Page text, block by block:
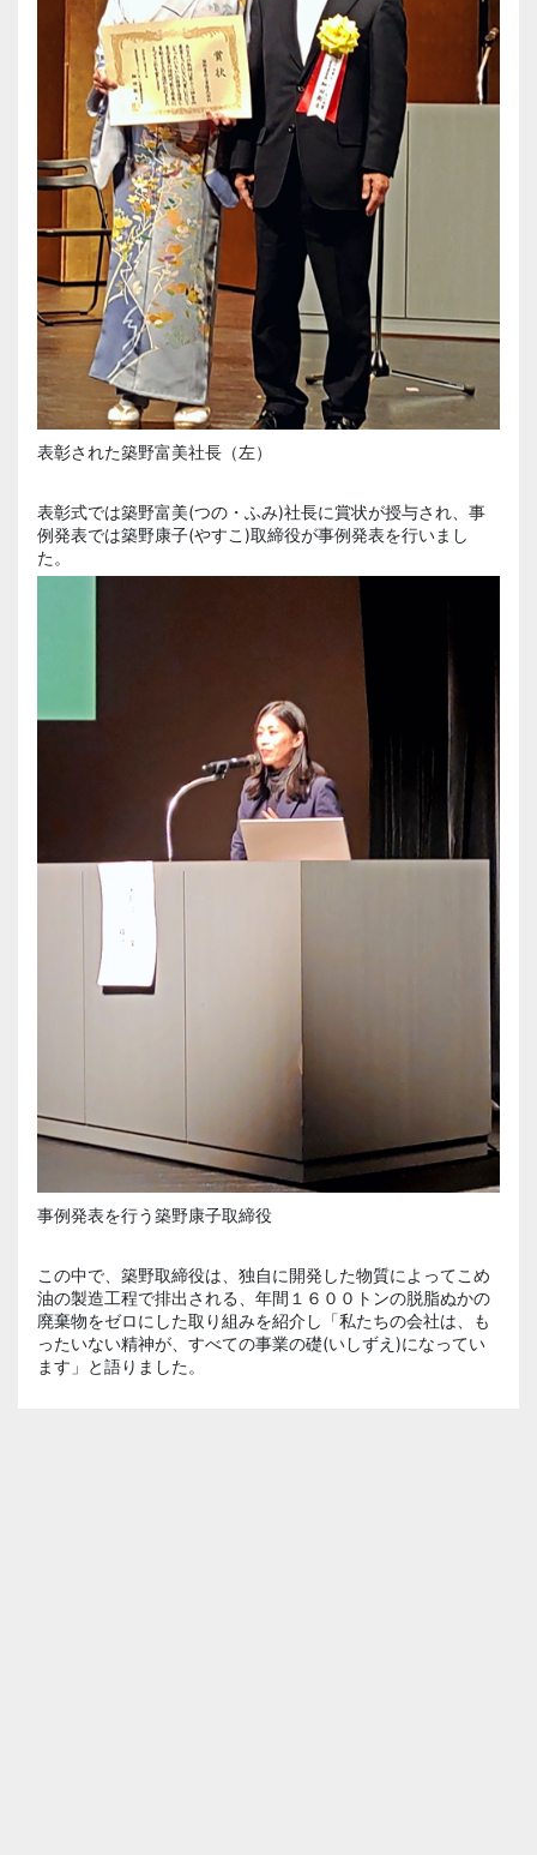
表彰された築野富美社長（左）
表彰式では築野富美(つの・ふみ)社長に賞状が授与され、事
例発表では築野康子(やすこ)取締役が事例発表を行いまし
た。
事例発表を行う築野康子取締役
この中で、築野取締役は、独自に開発した物質によってこめ
油の製造工程で排出される、年間１６００トンの脱脂ぬかの
廃棄物をゼロにした取り組みを紹介し「私たちの会社は、も
ったいない精神が、すべての事業の礎(いしずえ)になってい
ます」と語りました。